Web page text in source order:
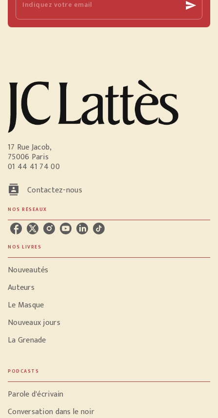
Indiquez votre email send
17 Rue Jacob,
75006 Paris
01 44 41 74 00
contacts Contactez-nous
NOS RÉSEAUX
NOS LIVRES
Nouveautés
Auteurs
Le Masque
Nouveaux jours
La Grenade
PODCASTS
Parole d'écrivain
Conversation dans le noir